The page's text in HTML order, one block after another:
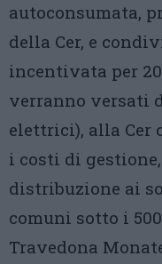
autoconsumata,
della Cer, e
incentivata per
verranno versati
elettrici), alla Cer
i costi di
distribuzione ai
comuni sotto i
Travedona